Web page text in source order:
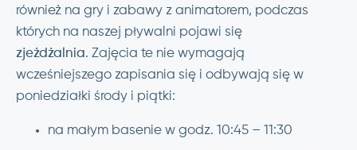
również na gry i zabawy z animatorem, podczas
których na naszej pływalni pojawi się
zjeżdżalnia. Zajęcia te nie wymagają
wcześniejszego zapisania się i odbywają się w
poniedziałki środy i piątki:
na małym basenie w godz. 10:45 – 11:30